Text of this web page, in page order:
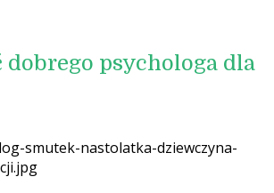
dobrego psychologa dla